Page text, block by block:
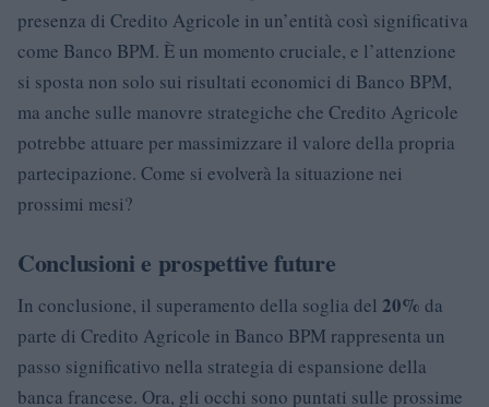
presenza di Credito Agricole in un’entità così significativa
come Banco BPM. È un momento cruciale, e l’attenzione
si sposta non solo sui risultati economici di Banco BPM,
ma anche sulle manovre strategiche che Credito Agricole
potrebbe attuare per massimizzare il valore della propria
partecipazione. Come si evolverà la situazione nei
prossimi mesi?
Conclusioni e prospettive future
In conclusione, il superamento della soglia del 20% da
parte di Credito Agricole in Banco BPM rappresenta un
passo significativo nella strategia di espansione della
banca francese. Ora, gli occhi sono puntati sulle prossime